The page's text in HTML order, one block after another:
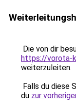
Die von dir
https://vorota-
weiterzuleiten.
Falls du diese
du zur